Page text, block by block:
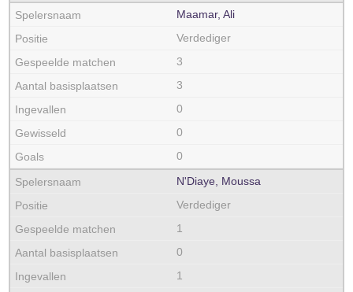
Maamar, Ali
Verdediger
3
3
0
0
0
N'Diaye, Moussa
Verdediger
1
0
1